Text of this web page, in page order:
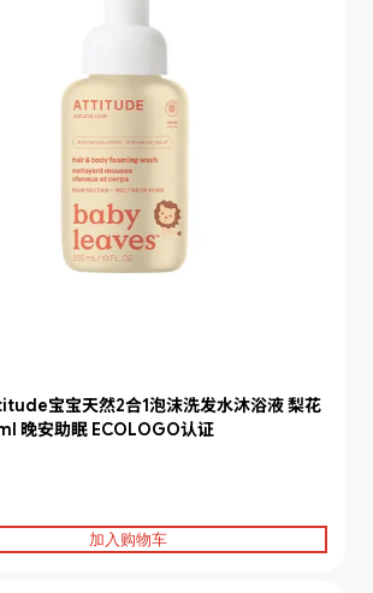
宝宝天然2合1泡沫洗发水沐浴液 梨花
晚安助眠 ECOLOGO认证
加入购物车